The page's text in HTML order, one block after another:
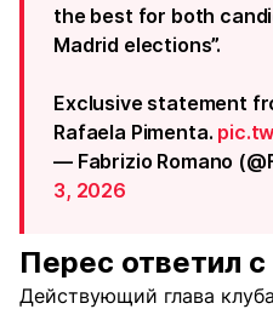
the best for both
Madrid elections”.
Exclusive statement
Rafaela Pimenta.
— Fabrizio Romano
3, 2026
Перес ответил
Действующий глава